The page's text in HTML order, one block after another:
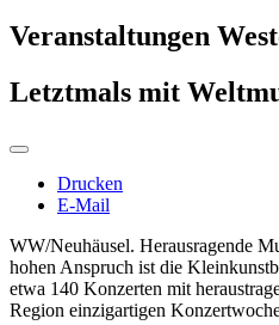
Veranstaltungen
Letztmals mit
Drucken
E-Mail
WW/Neuhäusel. Herausragende
hohen Anspruch ist die
etwa 140 Konzerten mit
Region einzigartigen